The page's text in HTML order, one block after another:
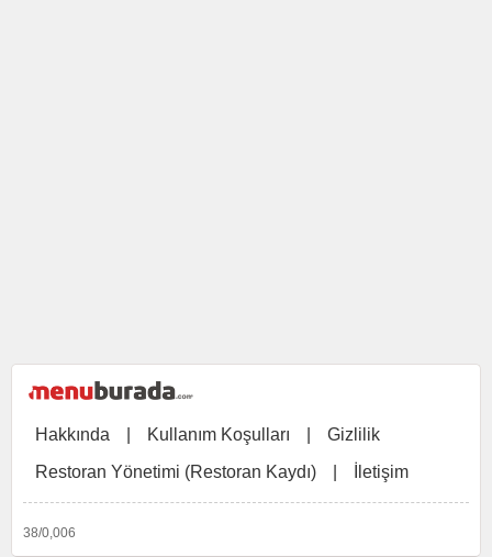
Hakkında Kullanım Koşulları
Gizlilik
Restoran Yönetimi (Restoran Kaydı)
İletişim
38/0,006